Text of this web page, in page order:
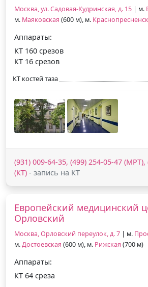
Москва, ул. Садовая-Кудринская, д. 15 | м.
м. Маяковская (600 м), м.
Аппараты:
КТ 160 срезов
КТ 16 срезов
КТ костей таза
(931) 009-64-35, (499) 254-05-47 (МРТ),
(КТ) - запись на КТ
Европейский медицинский
Орловский
Москва, Орловский переулок, д. 7 | м.
м.Достоевская (600 м), м. Рижская (700 м)
Аппараты:
КТ 64 среза